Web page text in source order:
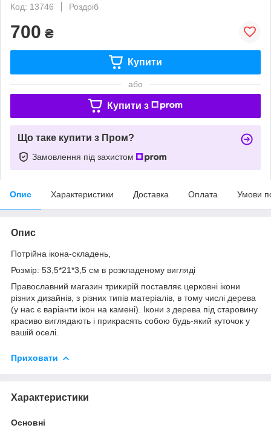
Код: 13746
Роздріб
700 ₴
Купити
або
Купити з
Що таке купити з Пром?
Замовлення під захистом
Опис Характеристики Доставка Оплата Умови
Опис
Потрійна ікона-складень
Розмір: 53,5*21*3,5 см в розкладеному вигляді
Православний магазин трикирій поставляє церковні ікони
різних дизайнів з різних типів матеріалів в тому числі дерева
(у нас є варіанти ікон на камені) Ікони з дерева під старовину
красиво виглядають і прикрасять собою будь-який куточок у
вашій оселі
Приховати
Характеристики
Основні